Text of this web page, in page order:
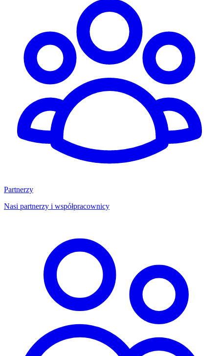
Partnerzy
Nasi partnerzy i współpracownicy